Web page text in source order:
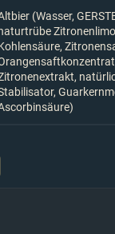
(Wasser,